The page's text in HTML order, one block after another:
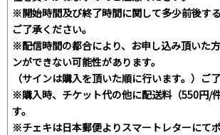
※開始時間及び終了時間に関して多少前後す
ご了承ください。
※配信時間の都合により、お申し込み頂いた
ンができない可能性があります。
（サインは購入を頂いた順に行います。）ご
※購入時、チケット代の他に配送料（550円/
す。
※チェキは日本郵便よりスマートレターにて